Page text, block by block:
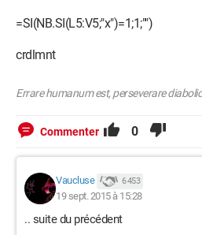
=SI(NB.SI(L5:V5;"x")=1;1;"")
crdlmnt
Errare humanum est, perseverare
Commenter 0
Vaucluse 6 453
19 sept. 2015 à 15:28
.. suite du précédent